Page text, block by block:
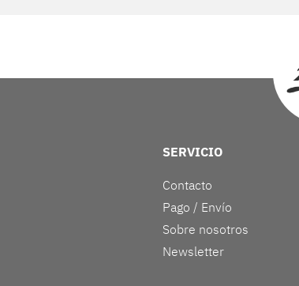
SERVICIO
Contacto
Pago / Envío
Sobre nosotros
Newsletter